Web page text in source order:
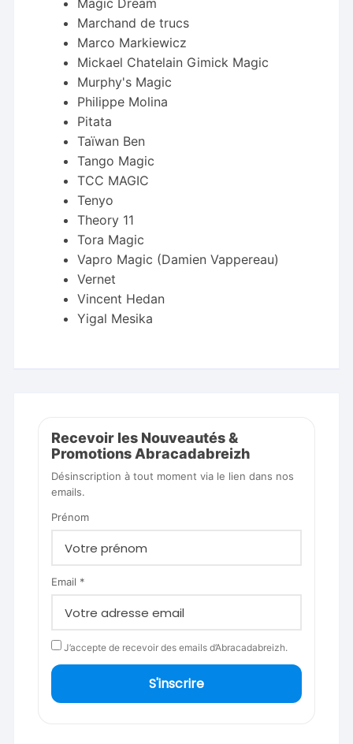
Magic Dream
Marchand de trucs
Marco Markiewicz
Mickael Chatelain Gimick Magic
Murphy's Magic
Philippe Molina
Pitata
Taïwan Ben
Tango Magic
TCC MAGIC
Tenyo
Theory 11
Tora Magic
Vapro Magic (Damien Vappereau)
Vernet
Vincent Hedan
Yigal Mesika
Recevoir les Nouveautés &
Promotions Abracadabreizh
Désinscription à tout moment via le lien dans nos
emails.
Prénom
Email *
J’accepte de recevoir des emails d’Abracadabreizh.
S'inscrire